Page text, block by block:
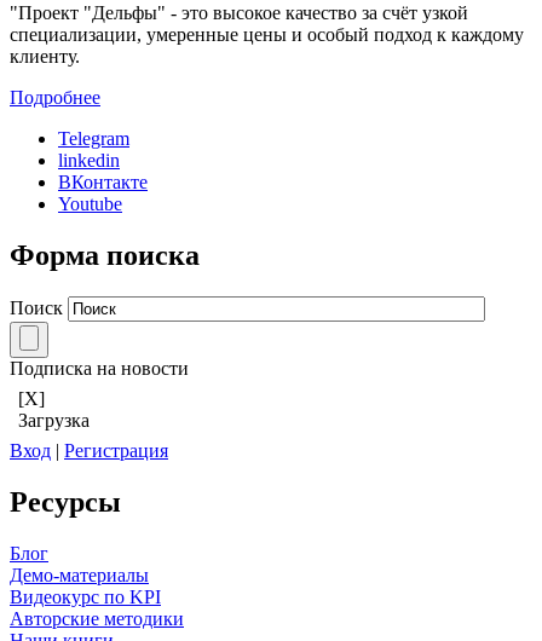
"Проект "Дельфы" - это высокое качество за счёт узкой
специализации, умеренные цены и особый подход к каждому
клиенту.
Подробнее
Telegram
linkedin
ВКонтакте
Youtube
Форма поиска
Поиск
Подписка на новости
[X]
Загрузка
Вход | Регистрация
Ресурсы
Блог
Демо-материалы
Видеокурс по KPI
Авторские методики